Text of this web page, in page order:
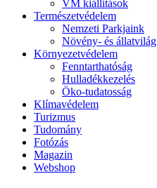
VM kiállítások
Természetvédelem
Nemzeti Parkjaink
Növény- és állatvilág
Környezetvédelem
Fenntarthatóság
Hulladékkezelés
Öko-tudatosság
Klímavédelem
Turizmus
Tudomány
Fotózás
Magazin
Webshop